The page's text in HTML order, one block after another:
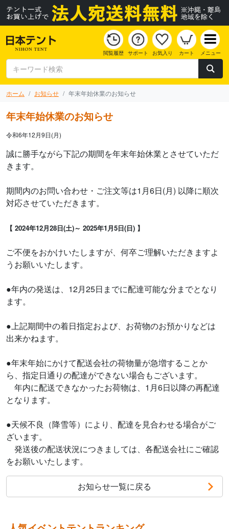
閲覧履歴 サポート お気入り カート メニュー
ホーム お知らせ 年末年始休業のお知らせ
年末年始休業のお知らせ
令和6年12月9日(月)
誠に勝手ながら下記の期間を年末年始休業とさせていただ
きます。
期間内のお問い合わせ・ご注文等は1月6日(月) 以降に順次
対応させていただきます。
【 2024年12月28日(土)～ 2025年1月5日(日) 】
ご不便をおかけいたしますが、何卒ご理解いただきますよ
うお願いいたします。
●年内の発送は、12月25日までに配達可能な分までとなり
ます。
●上記期間中の着日指定および、お荷物のお預かりなどは
出来かねます。
●年末年始にかけて配送会社の荷物量が急増することか
ら、指定日通りの配達ができない場合もございます。
年内に配送できなかったお荷物は、1月6日以降の再配達
となります。
●天候不良（降雪等）により、配達を見合わせる場合がご
ざいます。
発送後の配送状況につきましては、各配送会社にご確認
をお願いいたします。
お知らせ一覧に戻る